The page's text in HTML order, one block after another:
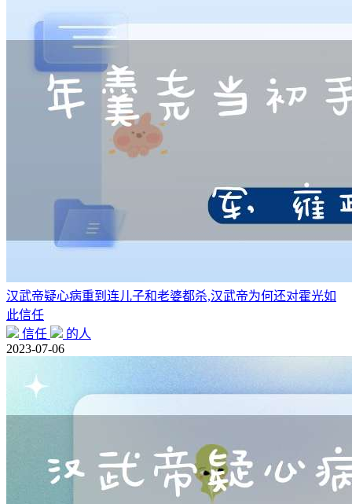
汉武帝疑心病重到连儿子和老婆都杀,汉武帝为何还对霍光如
此信任
信任
的人
2023-07-06